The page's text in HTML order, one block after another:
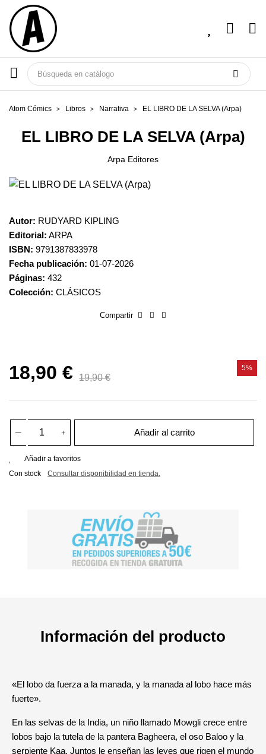
Atom Cómics Libros Narrativa EL LIBRO DE LA SELVA (Arpa)
EL LIBRO DE LA SELVA (Arpa)
Arpa Editores
Autor: RUDYARD KIPLING
Editorial: ARPA
ISBN: 9791387833978
Fecha publicación: 01-07-2026
Páginas: 432
Colección: CLÁSICOS
Compartir
18,90 € 19,90 €
5%
Añadir al carrito
Añadir a favoritos
Con stock
Consultar disponibilidad en tienda.
Información del producto
«El lobo da fuerza a la manada, y la manada al lobo hace más
fuerte».
En las selvas de la India, un niño llamado Mowgli crece entre
lobos bajo la tutela de la pantera Bagheera, el oso Baloo y la
serpiente Kaa. Juntos le enseñan las leyes que rigen el mundo